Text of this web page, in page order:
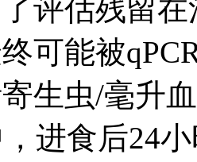
评估残留
可能被
生虫/毫升
进食后24